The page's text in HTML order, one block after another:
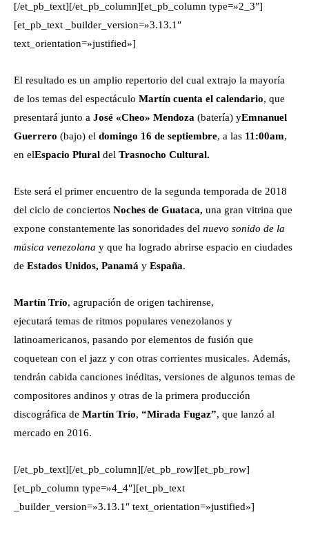
[/et_pb_text][/et_pb_column][et_pb_column type=»2_3″]
[et_pb_text _builder_version=»3.13.1″
text_orientation=»justified»]
El resultado es un amplio repertorio del cual extrajo la mayoría
de los temas del espectáculo Martín cuenta el calendario, que
presentará junto a José «Cheo» Mendoza (batería) yEmnanuel
Guerrero (bajo) el domingo 16 de septiembre, a las 11:00am,
en elEspacio Plural del Trasnocho Cultural.
Este será el primer encuentro de la segunda temporada de 2018
del ciclo de conciertos Noches de Guataca, una gran vitrina que
expone constantemente las sonoridades del nuevo sonido de la
música venezolana y que ha logrado abrirse espacio en ciudades
de Estados Unidos, Panamá y España.
Martín Trío, agrupación de origen tachirense,
ejecutará temas de ritmos populares venezolanos y
latinoamericanos, pasando por elementos de fusión que
coquetean con el jazz y con otras corrientes musicales. Además,
tendrán cabida canciones inéditas, versiones de algunos temas de
compositores andinos y otras de la primera producción
discográfica de Martín Trío, “Mirada Fugaz”, que lanzó al
mercado en 2016.
[/et_pb_text][/et_pb_column][/et_pb_row][et_pb_row]
[et_pb_column type=»4_4″][et_pb_text
_builder_version=»3.13.1″ text_orientation=»justified»]